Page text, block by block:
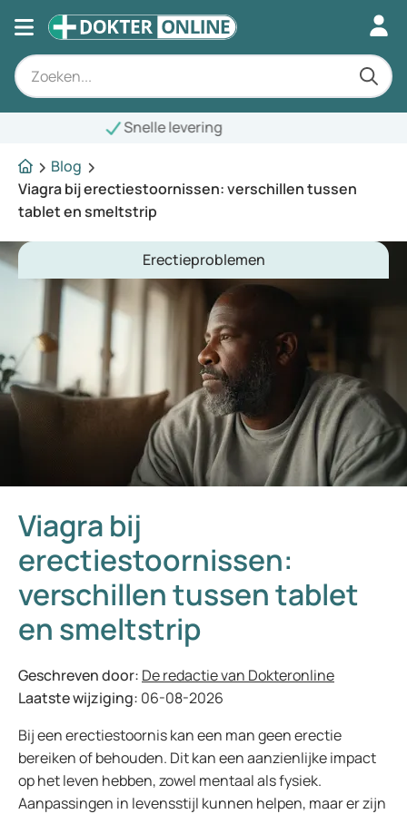
Blog
Viagra bij erectiestoornissen: verschillen tussen
tablet en smeltstrip
Erectieproblemen
Viagra bij
erectiestoornissen:
verschillen tussen tablet
en smeltstrip
Geschreven door: De redactie van Dokteronline
Laatste wijziging: 06-08-2026
Bij een erectiestoornis kan een man geen erectie
bereiken of behouden. Dit kan een aanzienlijke impact
op het leven hebben, zowel mentaal als fysiek.
Aanpassingen in levensstijl kunnen helpen, maar er zijn